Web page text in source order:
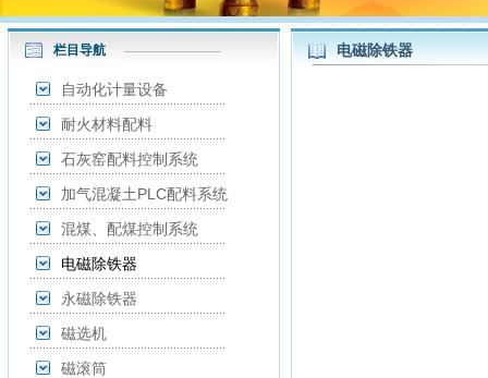
栏目导航
自动化计量设备
耐火材料配料
石灰窑配料控制系统
加气混凝土PLC配料系统
混煤、配煤控制系统
电磁除铁器
永磁除铁器
磁选机
磁滚筒
电磁除铁器